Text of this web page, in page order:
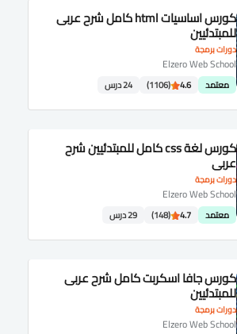
دورات برمجة
كورس اساسيات html كامل شرح عربى
للمبتدئيين
Elzero Web School
معتمد 4.6
(1106) 24 درس
دورات برمجة
كورس لغة css كامل للمبتدئيين شرح
عربى
Elzero Web School
معتمد 4.7
(148) 29 درس
دورات برمجة
كورس جافا اسكربت كامل شرح عربى
للمبتدئيين
Elzero Web School